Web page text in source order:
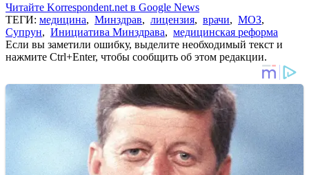
Читайте Korrespondent.net в Google News
ТЕГИ: медицина, Минздрав, лицензия, врачи, МОЗ,
Супрун, Инициатива Минздрава, медицинская реформа
Если вы заметили ошибку, выделите необходимый текст и
нажмите Ctrl+Enter, чтобы сообщить об этом редакции.